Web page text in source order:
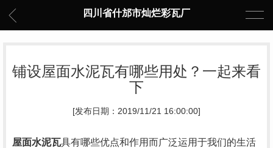
四川省什邡市灿烂彩瓦厂
铺设屋面水泥瓦有哪些用处？一起来看
下
[发布日期：2019/11/21 16:00:00]
屋面水泥瓦具有哪些优点和作用而广泛运用于我们的生活